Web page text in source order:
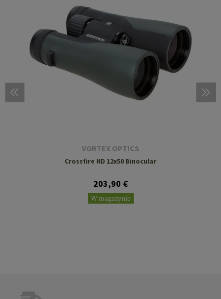
VORTEX OPTICS
Crossfire HD 12x50 Binocular
203,90 €
W magazynie